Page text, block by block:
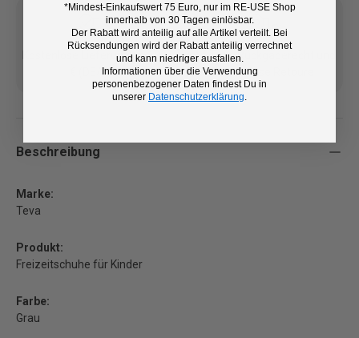
Kostenlose Lieferung ab 100
€ (DE/AT)
14 Tage Rückgaberecht und
kostenlose Retoure
Beschreibung
Marke:
Teva
Produkt:
Freizeitschuhe für Kinder
Farbe:
Grau
*Mindest-Einkaufswert 75 Euro, nur im RE-USE Shop
innerhalb von 30 Tagen einlösbar.
Der Rabatt wird anteilig auf alle Artikel verteilt. Bei
Rücksendungen wird der Rabatt anteilig verrechnet
und kann niedriger ausfallen.
Informationen über die Verwendung
personenbezogener Daten findest Du in
unserer Datenschutzerklärung